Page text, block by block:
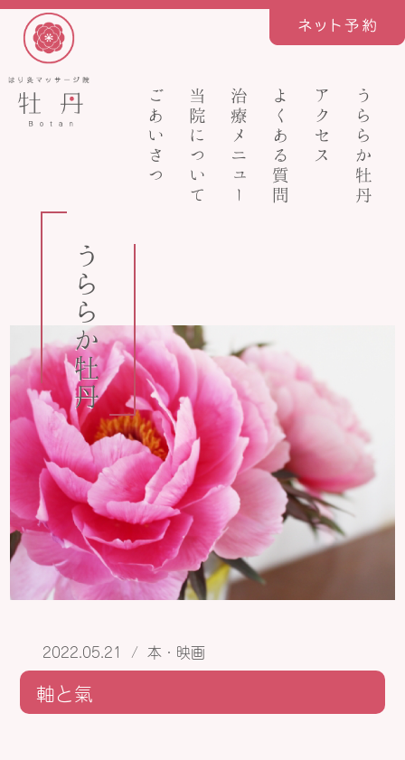
ごあいさつ 当院について 治療メニュー よくある質問 アクセス うららか牡丹
うららか牡丹
2022.05.21 / 本・映画
軸と氣